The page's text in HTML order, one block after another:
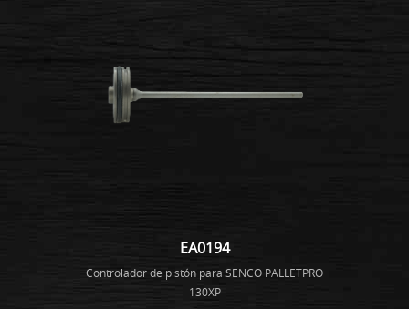
EA0194
Controlador de pistón para SENCO PALLETPRO
130XP